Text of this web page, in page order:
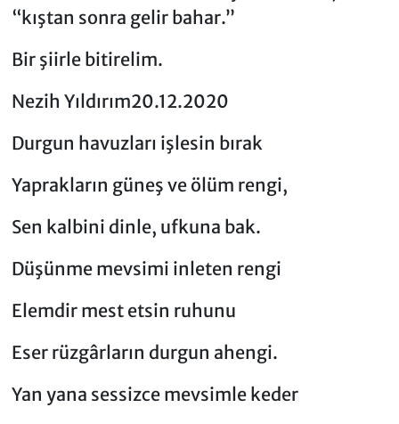
“kıştan sonra gelir bahar.”
Bir şiirle bitirelim.
Nezih Yıldırım20.12.2020
Durgun havuzları işlesin bırak
Yaprakların güneş ve ölüm rengi,
Sen kalbini dinle, ufkuna bak.
Düşünme mevsimi inleten rengi
Elemdir mest etsin ruhunu
Eser rüzgârların durgun ahengi.
Yan yana sessizce mevsimle keder